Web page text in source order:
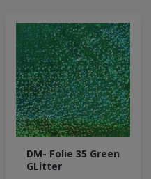
DM- Folie 35 Green
GLitter